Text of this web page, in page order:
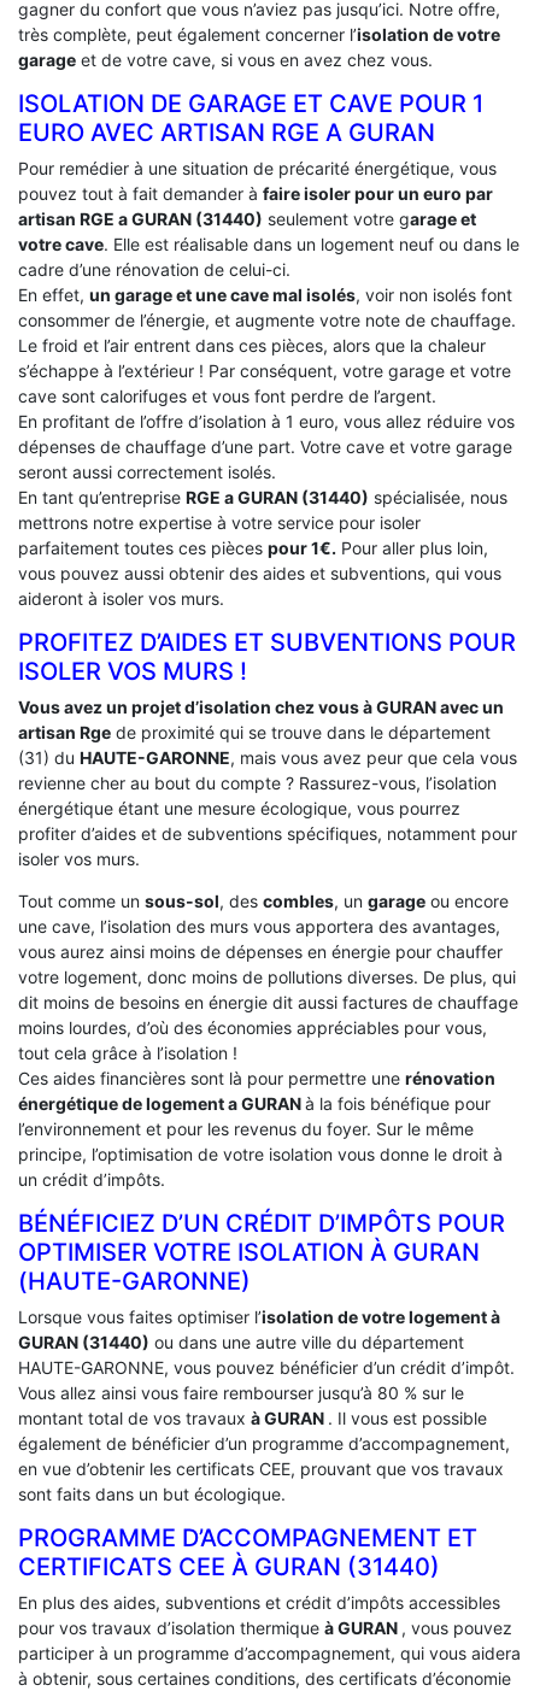
gagner du confort que vous n’aviez pas jusqu’ici. Notre offre,
très complète, peut également concerner l’isolation de votre
garage et de votre cave, si vous en avez chez vous.
ISOLATION DE GARAGE ET CAVE POUR 1
EURO AVEC ARTISAN RGE A GURAN
Pour remédier à une situation de précarité énergétique, vous
pouvez tout à fait demander à faire isoler pour un euro par
artisan RGE a GURAN (31440) seulement votre garage et
votre cave. Elle est réalisable dans un logement neuf ou dans le
cadre d’une rénovation de celui-ci.
En effet, un garage et une cave mal isolés, voir non isolés font
consommer de l’énergie, et augmente votre note de chauffage.
Le froid et l’air entrent dans ces pièces, alors que la chaleur
s’échappe à l’extérieur ! Par conséquent, votre garage et votre
cave sont calorifuges et vous font perdre de l’argent.
En profitant de l’offre d’isolation à 1 euro, vous allez réduire vos
dépenses de chauffage d’une part. Votre cave et votre garage
seront aussi correctement isolés.
En tant qu’entreprise RGE a GURAN (31440) spécialisée, nous
mettrons notre expertise à votre service pour isoler
parfaitement toutes ces pièces pour 1€. Pour aller plus loin,
vous pouvez aussi obtenir des aides et subventions, qui vous
aideront à isoler vos murs.
PROFITEZ D’AIDES ET SUBVENTIONS POUR
ISOLER VOS MURS !
Vous avez un projet d’isolation chez vous à GURAN avec un
artisan Rge de proximité qui se trouve dans le département
(31) du HAUTE-GARONNE, mais vous avez peur que cela vous
revienne cher au bout du compte ? Rassurez-vous, l’isolation
énergétique étant une mesure écologique, vous pourrez
profiter d’aides et de subventions spécifiques, notamment pour
isoler vos murs.
Tout comme un sous-sol, des combles, un garage ou encore
une cave, l’isolation des murs vous apportera des avantages,
vous aurez ainsi moins de dépenses en énergie pour chauffer
votre logement, donc moins de pollutions diverses. De plus, qui
dit moins de besoins en énergie dit aussi factures de chauffage
moins lourdes, d’où des économies appréciables pour vous,
tout cela grâce à l’isolation !
Ces aides financières sont là pour permettre une rénovation
énergétique de logement aGURANà la fois bénéfique pour
l’environnement et pour les revenus du foyer. Sur le même
principe, l’optimisation de votre isolation vous donne le droit à
un crédit d’impôts.
BÉNÉFICIEZ D’UN CRÉDIT D’IMPÔTS POUR
OPTIMISER VOTRE ISOLATION À ‎GURAN
(HAUTE-GARONNE)
Lorsque vous faites optimiser l’isolation de votre logement à
GURAN (31440) ou dans une autre ville du département
HAUTE-GARONNE, vous pouvez bénéficier d’un crédit d’impôt.
Vous allez ainsi vous faire rembourser jusqu’à 80 % sur le
montant total de vos travaux à GURAN . Il vous est possible
également de bénéficier d’un programme d’accompagnement,
en vue d’obtenir les certificats CEE, prouvant que vos travaux
sont faits dans un but écologique.
PROGRAMME D’ACCOMPAGNEMENT ET
CERTIFICATS CEE À ‎GURAN (31440)
En plus des aides, subventions et crédit d’impôts accessibles
pour vos travaux d’isolation thermique à GURAN , vous pouvez
participer à un programme d’accompagnement, qui vous aidera
à obtenir, sous certaines conditions, des certificats d’économie